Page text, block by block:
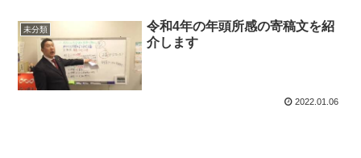
未分類
令和4年の年頭所感の寄稿文を紹
介します
2022.01.06